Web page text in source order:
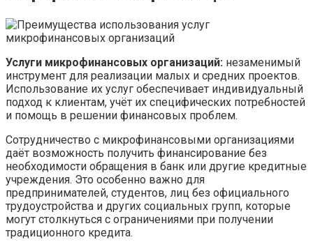
Услуги микрофинансовых организаций: незаменимый
инструмент для реализации малых и средних проектов.
Использование их услуг обеспечивает индивидуальный
подход к клиентам, учёт их специфических потребностей
и помощь в решении финансовых проблем.
Сотрудничество с микрофинансовыми организациями
даёт возможность получить финансирование без
необходимости обращения в банк или другие кредитные
учреждения. Это особенно важно для
предпринимателей, студентов, лиц без официального
трудоустройства и других социальных групп, которые
могут столкнуться с ограничениями при получении
традиционного кредита.